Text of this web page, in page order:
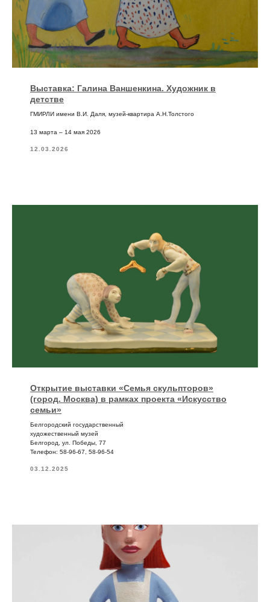
Выставка: Галина Ваншенкина. Художник в
детстве
ГМИРЛИ имени В.И. Даля, музей-квартира А.Н.Толстого
13 марта – 14 мая 2026
12.03.2026
Открытие выставки «Семья скульпторов»
(город. Москва) в рамках проекта «Искусство
семьи»
Белгородский государственный
художественный музей
Белгород, ул. Победы, 77
Телефон: 58-96-67, 58-96-54
03.12.2025